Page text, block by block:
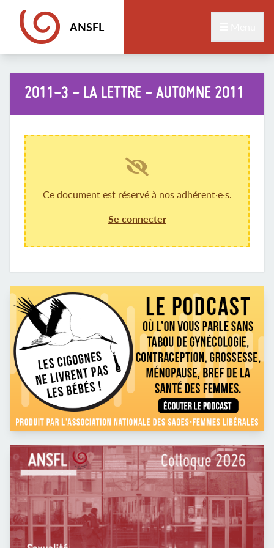
ANSFL
2011-3 - LA LETTRE - AUTOMNE 2011
Ce document est réservé à nos adhérent·e·s.
Se connecter